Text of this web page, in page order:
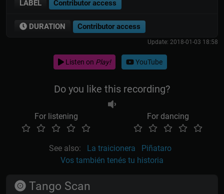
LABEL Contributor access
DURATION Contributor access
Update: 2018-01-03 18:58
Listen on Play! YouTube
Do you like this recording?
For listening For dancing
See also: La traicionera
Piñataro
Vos también tenés tu historia
Tango Scan